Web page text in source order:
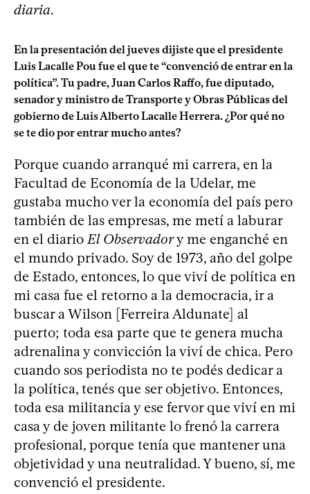
diaria.
En la presentación del jueves dijiste que el presidente
Luis Lacalle Pou fue el que te “convenció de entrar en la
política”. Tu padre, Juan Carlos Raffo, fue diputado,
senador y ministro de Transporte y Obras Públicas del
gobierno de Luis Alberto Lacalle Herrera. ¿Por qué no
se te dio por entrar mucho antes?
Porque cuando arranqué mi carrera, en la
Facultad de Economía de la Udelar, me
gustaba mucho ver la economía del país pero
también de las empresas, me metí a laburar
en el diario El Observadory me enganché en
el mundo privado. Soy de 1973, año del golpe
de Estado, entonces, lo que viví de política en
mi casa fue el retorno a la democracia, ir a
buscar a Wilson [Ferreira Aldunate] al
puerto; toda esa parte que te genera mucha
adrenalina y convicción la viví de chica. Pero
cuando sos periodista no te podés dedicar a
la política, tenés que ser objetivo. Entonces,
toda esa militancia y ese fervor que viví en mi
casa y de joven militante lo frenó la carrera
profesional, porque tenía que mantener una
objetividad y una neutralidad. Y bueno, sí, me
convenció el presidente.